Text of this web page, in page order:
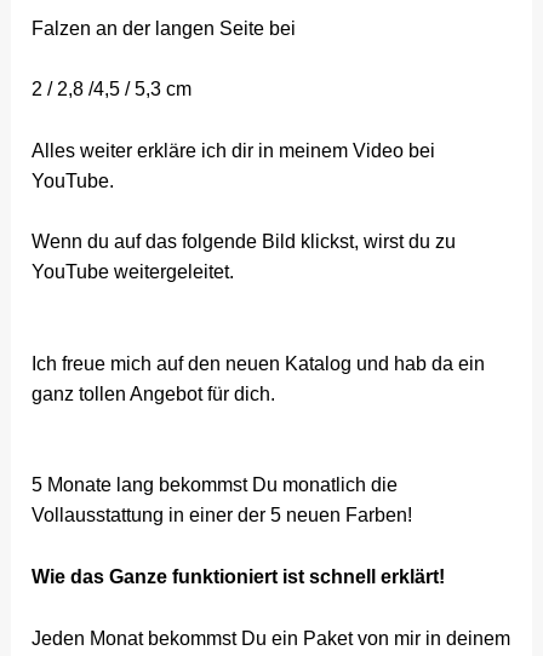
Falzen an der langen Seite bei
2 / 2,8 /4,5 / 5,3 cm
Alles weiter erkläre ich dir in meinem Video bei
YouTube.
Wenn du auf das folgende Bild klickst, wirst du zu
YouTube weitergeleitet.
Ich freue mich auf den neuen Katalog und hab da ein
ganz tollen Angebot für dich.
5 Monate lang bekommst Du monatlich die
Vollausstattung in einer der 5 neuen Farben!
Wie das Ganze funktioniert ist schnell erklärt!
Jeden Monat bekommst Du ein Paket von mir in deinem